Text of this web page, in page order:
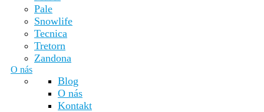
Pale
Snowlife
Tecnica
Tretorn
Zandona
O nás
Blog
O nás
Kontakt